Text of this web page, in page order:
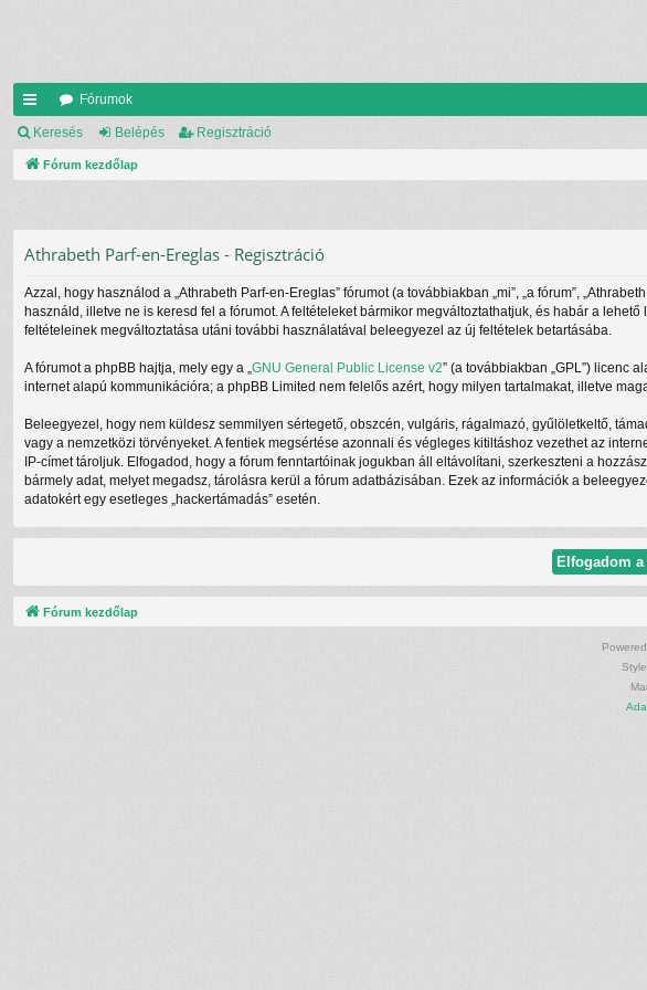
yo
rs
ke
k
Fórumok
Keresés Belépés Regisztráció
Fórum kezdőlap
Athrabeth Parf-en-Ereglas - Regisztráció
Azzal, hogy használod a „Athrabeth Parf-en-Ereglas” fórumot (a továbbiakban „mi”, „a fórum”,
használd, illetve ne is keresd fel a fórumot. A feltételeket bármikor megváltoztathatjuk, és habár a
feltételeinek megváltoztatása utáni további használatával beleegyezel az új feltételek betartásába.
A fórumot a phpBB hajtja, mely egy a „GNU General Public License v2” (a továbbiakban „GPL”) licenc
internet alapú kommunikációra; a phpBB Limited nem felelős azért, hogy milyen tartalmakat, illetve
Beleegyezel, hogy nem küldesz semmilyen sértegető, obszcén, vulgáris, rágalmazó, gyűlöletkeltő,
vagy a nemzetközi törvényeket. A fentiek megsértése azonnali és végleges kitiltáshoz vezethet az
IP-címet tároljuk. Elfogadod, hogy a fórum fenntartóinak jogukban áll eltávolítani, szerkeszteni a
bármely adat, melyet megadsz, tárolásra kerül a fórum adatbázisában. Ezek az információk a
adatokért egy esetleges „hackertámadás” esetén.
Fórum kezdőlap